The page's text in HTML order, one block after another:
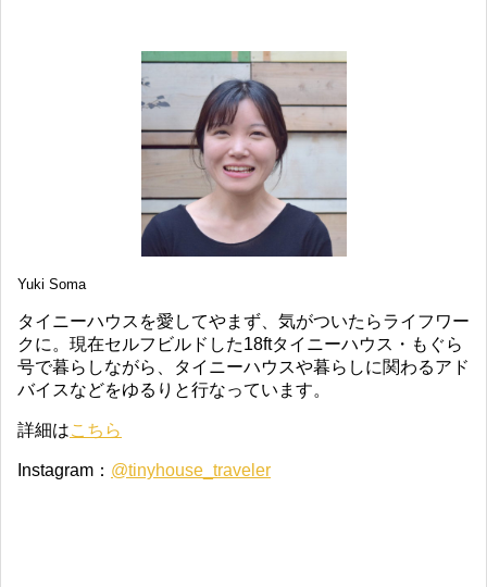
Yuki Soma
タイニーハウスを愛してやまず、気がついたらライフワー
クに。現在セルフビルドした18ftタイニーハウス・もぐら
号で暮らしながら、タイニーハウスや暮らしに関わるアド
バイスなどをゆるりと行なっています。
詳細はこちら
Instagram： @tinyhouse_traveler